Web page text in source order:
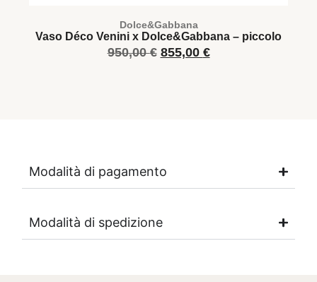
Dolce&Gabbana
Vaso Déco Venini x Dolce&Gabbana – piccolo
950,00€ 855,00 €
Modalità di pagamento
Modalità di spedizione